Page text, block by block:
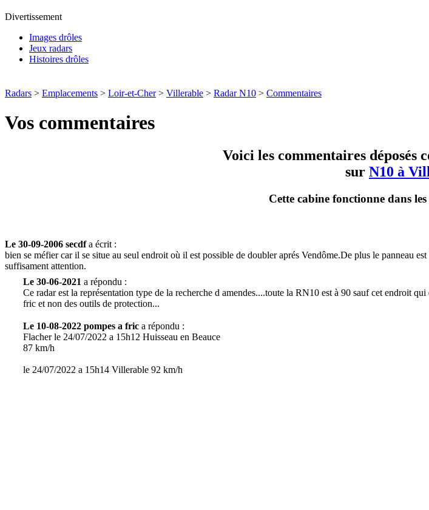
Divertissement
Images drôles
Jeux radars
Histoires drôles
Radars > Emplacements > Loir-et-Cher> Villerable > Radar N10 > Commentaires
Vos commentaires
Voici les commentaires déposés
sur N10 à
Cette cabine fonctionne dans
Le 30-09-2006 secdfa écrit :
bien se méfier car il se situe au seul endroit où il est possible de doubler aprés Vendôme.De plus le panneau
suffisament attention.
Le 30-06-2021 a répondu :
Ce radar est la représentation type de la recherche d amendes....toute la RN10 est à 90 sauf cet endroit
fric et non des outils de protection...
Le 10-08-2022 pompes a fric a répondu :
Flacher le 24/07/2022 a 15h12 Huisseau en Beauce
87 km/h
le 24/07/2022 a 15h14 Villerable 92 km/h